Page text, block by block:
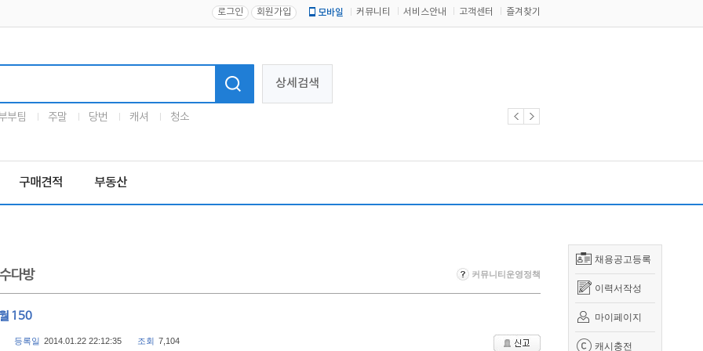
로그인 회원가입 모바일 커뮤니티 서비스안내 고객센터 즐겨찾기
상세검색
부팀 주말 당번 캐셔 청소
구매견적 부동산
채용공고등록
이력서작성
마이페이지
캐시충전
다방 커뮤니티운영정책
150
등록일 2014.01.22 22:12:35 조회 7,104